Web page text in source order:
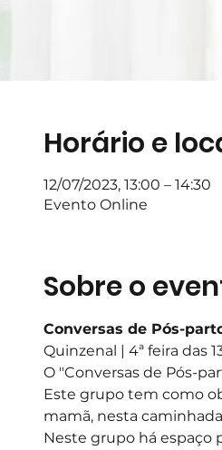
Horário e
12/07/2023, 13:00 – 14:30
Evento Online
Sobre o
Conversas de Pós-
Quinzenal | 4ª feira das
O "Conversas de Pós-
Este grupo tem como
mamã, nesta
Neste grupo há espaço